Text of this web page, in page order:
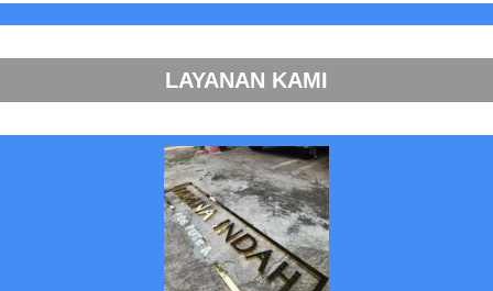
LAYANAN KAMI